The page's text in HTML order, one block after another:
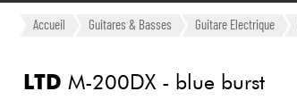
Guitares & Basses
Synthés & Sampleurs
Accueil Guitares & Basses Guitare Electrique
LTD M-200DX - blue burst